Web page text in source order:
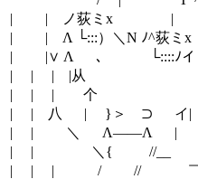
ミx | | |
N ﾉ^荻ミ
ﾉイ | |
| |／|人|
| ｜ |
⊃ イ|
| /
|／}/ _ -
＿-ニニニ